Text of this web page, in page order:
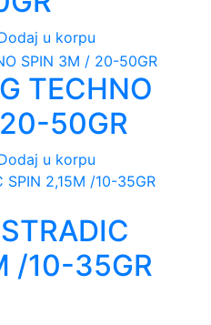
u korpu
TECHNO
50GR
u korpu
/10-35GR